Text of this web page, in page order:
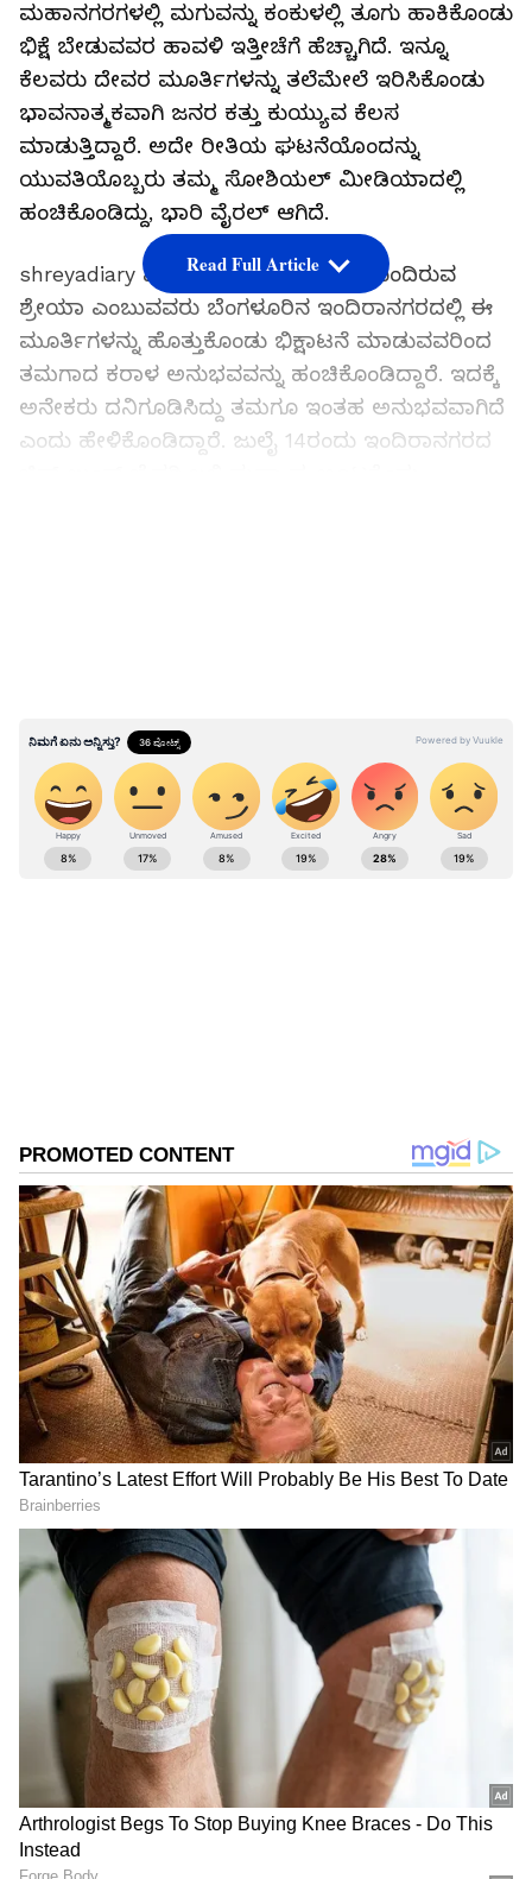
ಮಹಾನಗರಗಳಲ್ಲಿ ಮಗುವನ್ನು ಕಂಕುಳಲ್ಲಿ ತೂಗು ಹಾಕಿಕೊಂಡು
ಭಿಕ್ಷೆ ಬೇಡುವವರ ಹಾವಳಿ ಇತ್ತೀಚೆಗೆ ಹೆಚ್ಚಾಗಿದೆ. ಇನ್ನೂ
ಕೆಲವರು ದೇವರ ಮೂರ್ತಿಗಳನ್ನು ತಲೆಮೇಲೆ ಇರಿಸಿಕೊಂಡು
ಭಾವನಾತ್ಮಕವಾಗಿ ಜನರ ಕತ್ತು ಕುಯ್ಯುವ ಕೆಲಸ
ಮಾಡುತ್ತಿದ್ದಾರೆ. ಅದೇ ರೀತಿಯ ಘಟನೆಯೊಂದನ್ನು
ಯುವತಿಯೊಬ್ಬರು ತಮ್ಮ ಸೋಶಿಯಲ್ ಮೀಡಿಯಾದಲ್ಲಿ
ಹಂಚಿಕೊಂಡಿದ್ದು, ಭಾರಿ ವೈರಲ್ ಆಗಿದೆ.
shreyadiary ಎಂಬ ಇನ್ಸ್ಟಾಖಾತೆಯನ್ನು ಹೊಂದಿರುವ
ಶ್ರೇಯಾ ಎಂಬುವವರು ಬೆಂಗಳೂರಿನ ಇಂದಿರಾನಗರದಲ್ಲಿ ಈ
ಮೂರ್ತಿಗಳನ್ನು ಹೊತ್ತುಕೊಂಡು ಭಿಕ್ಷಾಟನೆ ಮಾಡುವವರಿಂದ
ತಮಗಾದ ಕರಾಳ ಅನುಭವವನ್ನು ಹಂಚಿಕೊಂಡಿದ್ದಾರೆ. ಇದಕ್ಕೆ
ಅನೇಕರು ದನಿಗೂಡಿಸಿದ್ದು ತಮಗೂ ಇಂತಹ ಅನುಭವವಾಗಿದೆ
ಎಂದು ಹೇಳಿಕೊಂಡಿದ್ದಾರೆ. ಜುಲೈ 14ರಂದು ಇಂದಿರಾನಗರದ
ನಡೆಯಿತು. ನಾವು ಹೊರಗೆ ಇಳಿಯುತ್ತಿದ್ದಂತೆ ದೇವರ
ವಿಗ್ರಹಗಳನ್ನು ಹಿಡಿದಿದ್ದ ಮಹಿಳೆಯರ ಗುಂಪೊಂದು
ಆಕ್ರಮಣಕಾರಿಯಾಗಿ ನಮ್ಮನ್ನು ಸುತ್ತುವರೆದು ದೇವರ ಹೆಸರಲ್ಲಿ
ಹಣಕ್ಕಾಗಿ ಬೇಡಿಕೆ ಇಟ್ಟರು.
Related Articles
ಬೆಂಗಳೂರು ಟ್ರಾಫಿಕ್‌ನಲ್ಲಿ 2 ಗಂಟೆ ಸಿಲುಕಿದ ಉದ್ಯಮಿ,
ಪರಿಹಾರಕ್ಕೆ 1 ಕೋಟಿ ರೂ ಪ್ರಾಜೆಕ್ಟ್ ಘೋಷಣೆ
ಬಾಹ್ಯಾಕಾಶದಲ್ಲಿ ಶುಭಾಂಶುರ ಬೆಂಗಳೂರಿನ ನೀರು ಕರಡಿ
ಪ್ರಯೋಗ ಯಶಸ್ವಿ
Read Full Article
ABOUT THE AUTHOR
DOWNLOAD APP